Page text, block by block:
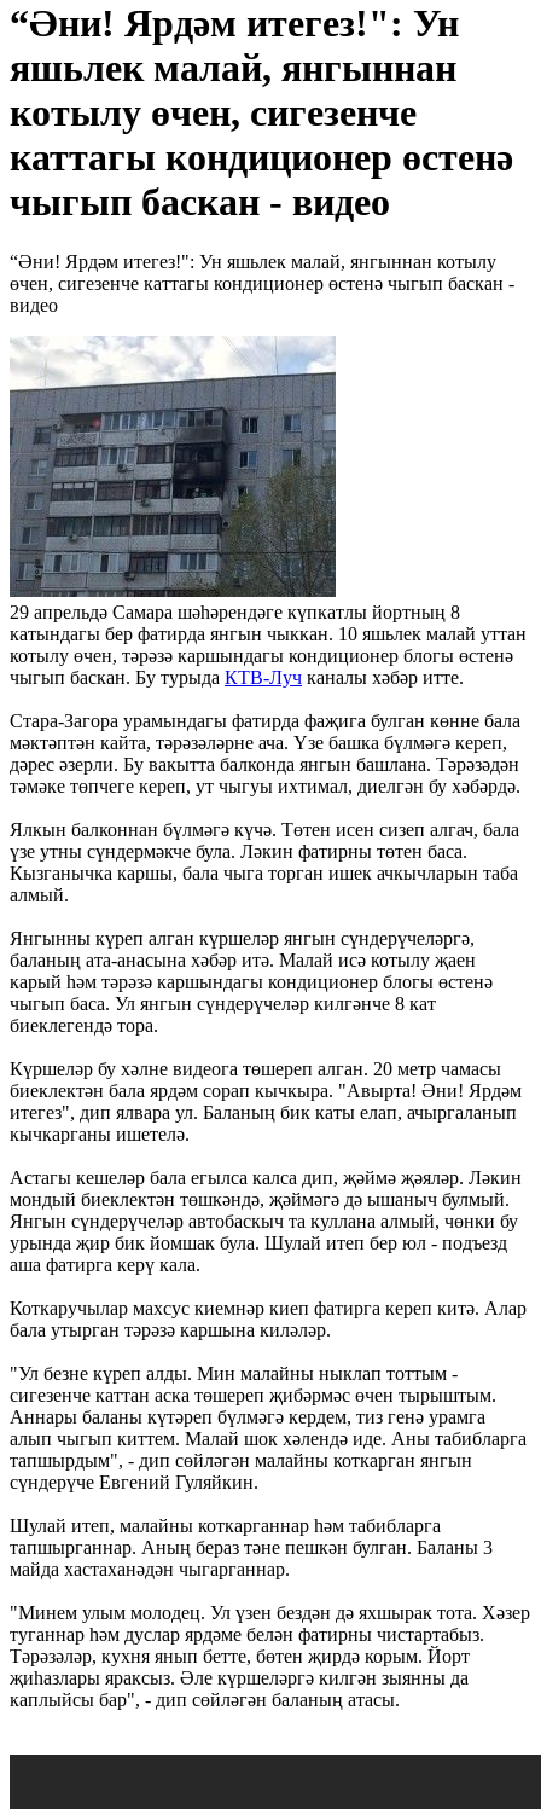
“Әни! Ярдәм итегез!": Ун
яшьлек малай, янгыннан
котылу өчен, сигезенче
каттагы кондиционер өстенә
чыгып баскан - видео
“Әни! Ярдәм итегез!": Ун яшьлек малай, янгыннан котылу
өчен, сигезенче каттагы кондиционер өстенә чыгып баскан -
видео
29 апрельдә Самара шәһәрендәге күпкатлы йортның 8
катындагы бер фатирда янгын чыккан. 10 яшьлек малай уттан
котылу өчен, тәрәзә каршындагы кондиционер блогы өстенә
чыгып баскан. Бу турыда КТВ-Луч каналы хәбәр итте.
Стара-Загора урамындагы фатирда фаҗига булган көнне бала
мәктәптән кайта, тәрәзәләрне ача. Үзе башка бүлмәгә кереп,
дәрес әзерли. Бу вакытта балконда янгын башлана. Тәрәзәдән
тәмәке төпчеге кереп, ут чыгуы ихтимал, диелгән бу хәбәрдә.
Ялкын балконнан бүлмәгә күчә. Төтен исен сизеп алгач, бала
үзе утны сүндермәкче була. Ләкин фатирны төтен баса.
Кызганычка каршы, бала чыга торган ишек ачкычларын таба
алмый.
Янгынны күреп алган күршеләр янгын сүндерүчеләргә,
баланың ата-анасына хәбәр итә. Малай исә котылу җаен
карый һәм тәрәзә каршындагы кондиционер блогы өстенә
чыгып баса. Ул янгын сүндерүчеләр килгәнче 8 кат
биеклегендә тора.
Күршеләр бу хәлне видеога төшереп алган. 20 метр чамасы
биеклектән бала ярдәм сорап кычкыра. "Авырта! Әни! Ярдәм
итегез", дип ялвара ул. Баланың бик каты елап, ачыргаланып
кычкарганы ишетелә.
Астагы кешеләр бала егылса калса дип, җәймә җәяләр. Ләкин
мондый биеклектән төшкәндә, җәймәгә дә ышаныч булмый.
Янгын сүндерүчеләр автобаскыч та куллана алмый, чөнки бу
урында җир бик йомшак була. Шулай итеп бер юл - подъезд
аша фатирга керү кала.
Коткаручылар махсус киемнәр киеп фатирга кереп китә. Алар
бала утырган тәрәзә каршына киләләр.
"Ул безне күреп алды. Мин малайны ныклап тоттым -
сигезенче каттан аска төшереп җибәрмәс өчен тырыштым.
Аннары баланы күтәреп бүлмәгә кердем, тиз генә урамга
алып чыгып киттем. Малай шок хәлендә иде. Аны табибларга
тапшырдым", - дип сөйләгән малайны коткарган янгын
сүндерүче Евгений Гуляйкин.
Шулай итеп, малайны коткарганнар һәм табибларга
тапшырганнар. Аның бераз тәне пешкән булган. Баланы 3
майда хастаханәдән чыгарганнар.
"Минем улым молодец. Ул үзен бездән дә яхшырак тота. Хәзер
туганнар һәм дуслар ярдәме белән фатирны чистартабыз.
Тәрәзәләр, кухня янып бетте, бөтен җирдә корым. Йорт
җиһазлары яраксыз. Әле күршеләргә килгән зыянны да
каплыйсы бар", - дип сөйләгән баланың атасы.